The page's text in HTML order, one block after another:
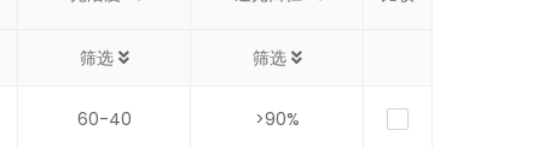
筛选 筛选
60-40 >90%